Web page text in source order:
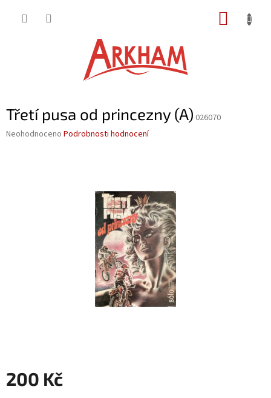
Třetí pusa od princezny (A) 026070
Průměrné
Neohodnoceno Podrobnosti hodnocení
200 Kč